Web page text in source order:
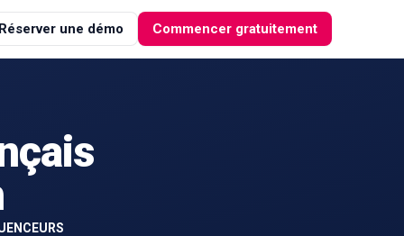
une démo Commencer gratuitement